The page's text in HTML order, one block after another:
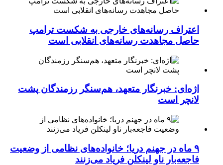
اعتراف رسانه‌های خارجی به شکست ترامپ
حاصل مجاهدت رسانه‌های انقلابی است
اژه‌ای: خبرنگار متعهد، هم‌سنگر رزمندگان پشت
لانچر است
۹ ماه در جهنم دریا؛ خانواده‌های نظامی از وضعیت
فاجعه‌بار ناو لینکلن فریاد می‌زنند